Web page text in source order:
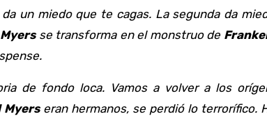
un miedo que te cagas. La segunda da
Myersse transforma en el monstruo de
de fondo loca. Vamos a volver a los
Myerseran hermanos, se perdió lo terrorífico.